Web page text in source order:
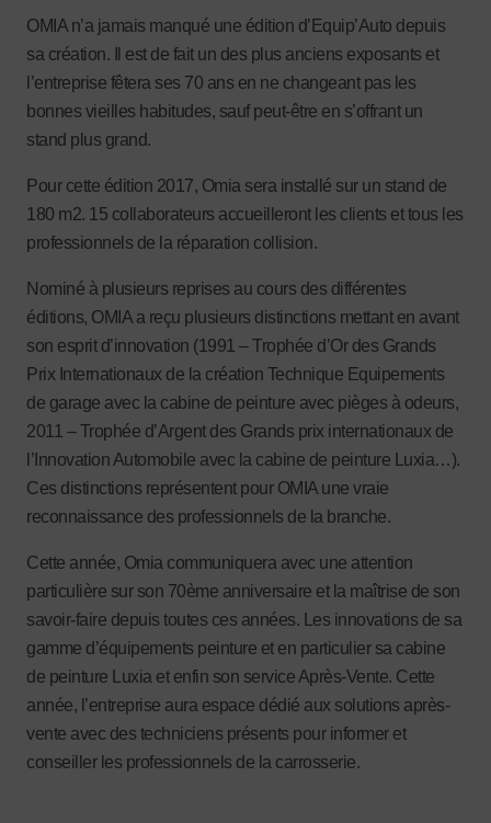
OMIA n’a jamais manqué une édition d’Equip’Auto depuis
sa création. Il est de fait un des plus anciens exposants et
l’entreprise fêtera ses 70 ans en ne changeant pas les
bonnes vieilles habitudes, sauf peut-être en s’offrant un
stand plus grand.
Pour cette édition 2017, Omia sera installé sur un stand de
180 m2. 15 collaborateurs accueilleront les clients et tous les
professionnels de la réparation collision.
Nominé à plusieurs reprises au cours des différentes
éditions, OMIA a reçu plusieurs distinctions mettant en avant
son esprit d’innovation (1991 – Trophée d’Or des Grands
Prix Internationaux de la création Technique Equipements
de garage avec la cabine de peinture avec pièges à odeurs,
2011 – Trophée d’Argent des Grands prix internationaux de
l’Innovation Automobile avec la cabine de peinture Luxia…).
Ces distinctions représentent pour OMIA une vraie
reconnaissance des professionnels de la branche.
Cette année, Omia communiquera avec une attention
particulière sur son 70ème anniversaire et la maîtrise de son
savoir-faire depuis toutes ces années. Les innovations de sa
gamme d’équipements peinture et en particulier sa cabine
de peinture Luxia et enfin son service Après-Vente. Cette
année, l’entreprise aura espace dédié aux solutions après-
vente avec des techniciens présents pour informer et
conseiller les professionnels de la carrosserie.